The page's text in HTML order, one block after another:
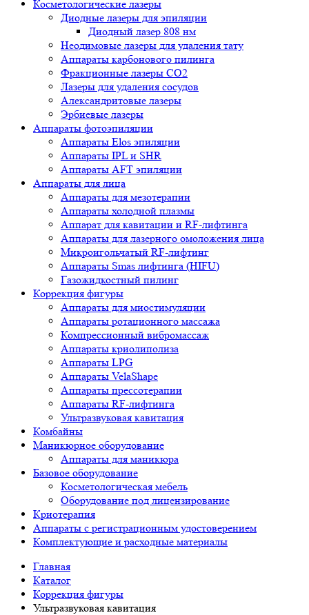
Косметологические лазеры
Диодные лазеры для эпиляции
Диодный лазер 808 нм
Неодимовые лазеры для удаления тату
Аппараты карбонового пилинга
Фракционные лазеры CO2
Лазеры для удаления сосудов
Александритовые лазеры
Эрбиевые лазеры
Аппараты фотоэпиляции
Аппараты Elos эпиляции
Аппараты IPL и SHR
Аппараты AFT эпиляции
Аппараты для лица
Аппараты для мезотерапии
Аппараты холодной плазмы
Аппарат для кавитации и RF-лифтинга
Аппараты для лазерного омоложения лица
Микроигольчатый RF-лифтинг
Аппараты Smas лифтинга (HIFU)
Газожидкостный пилинг
Коррекция фигуры
Аппараты для миостимуляции
Аппараты ротационного массажа
Компрессионный вибромассаж
Аппараты криолиполиза
Аппараты LPG
Аппараты VelaShape
Аппараты прессотерапии
Аппараты RF-лифтинга
Ультразвуковая кавитация
Комбайны
Маникюрное оборудование
Аппараты для маникюра
Базовое оборудование
Косметологическая мебель
Оборудование под лицензирование
Криотерапия
Аппараты c регистрационным удостоверением
Комплектующие и расходные материалы
Главная
Каталог
Коррекция фигуры
Ультразвуковая кавитация